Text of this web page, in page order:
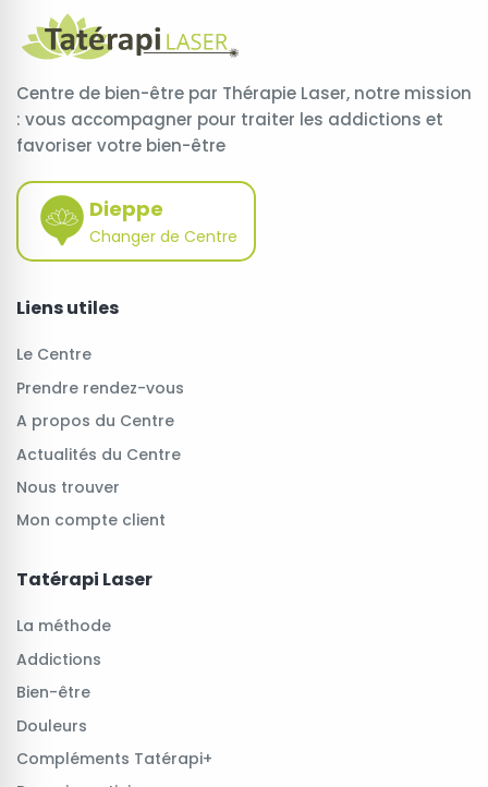
Centre de bien-être par Thérapie Laser, notre mission
: vous accompagner pour traiter les addictions et
favoriser votre bien-être
Dieppe
Changer de Centre
Liens utiles
Le Centre
Prendre rendez-vous
A propos du Centre
Actualités du Centre
Nous trouver
Mon compte client
Tatérapi Laser
La méthode
Addictions
Bien-être
Douleurs
Compléments Tatérapi+